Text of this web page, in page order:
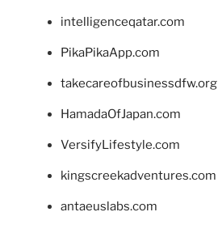
intelligenceqatar.com
PikaPikaApp.com
takecareofbusinessdfw.org
HamadaOfJapan.com
VersifyLifestyle.com
kingscreekadventures.com
antaeuslabs.com